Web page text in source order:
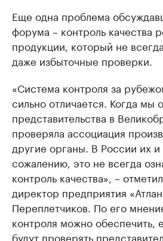
Еще одна проблема
форума – контроль качества
продукции, который не
даже избыточные проверки.
«Система контроля за
сильно отличается. Когда мы
представительства в
проверяла ассоциация
другие органы. В России их и
сожалению, это не всегда
контроль качества», –
директор предприятия
Переплетчиков. По его
контроля можно обеспечить,
будут проверять